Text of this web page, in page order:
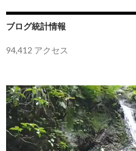
ー
シ
ン
ブログ統計情報
94,412 アクセス
動
画
プ
ー
ヤ